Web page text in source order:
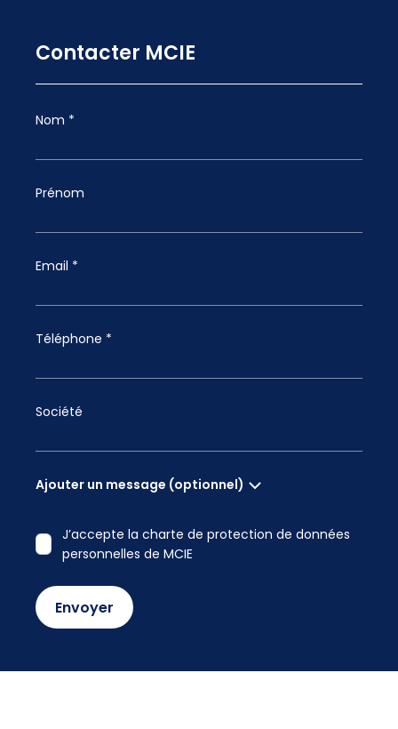
Contacter MCIE
Nom *
Prénom
Email *
Téléphone *
Société
Ajouter un message (optionnel)
J’accepte la charte de protection de données
personnelles de MCIE